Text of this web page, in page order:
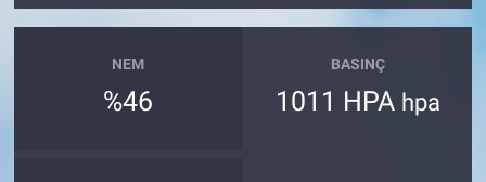
NEM
%46
BASINÇ
1011 HPA hpa